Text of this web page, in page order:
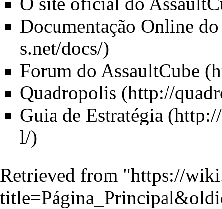
Documentação Online
Forum do AssaultCube
Quadropolis
Guia de Estratégia
Retrieved from "https://